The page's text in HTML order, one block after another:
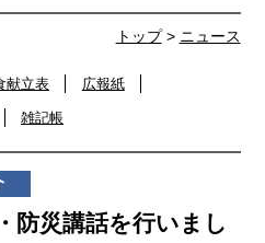
トップ> ニュース
献立表 広報紙
雑記帳
防災講話を行いまし